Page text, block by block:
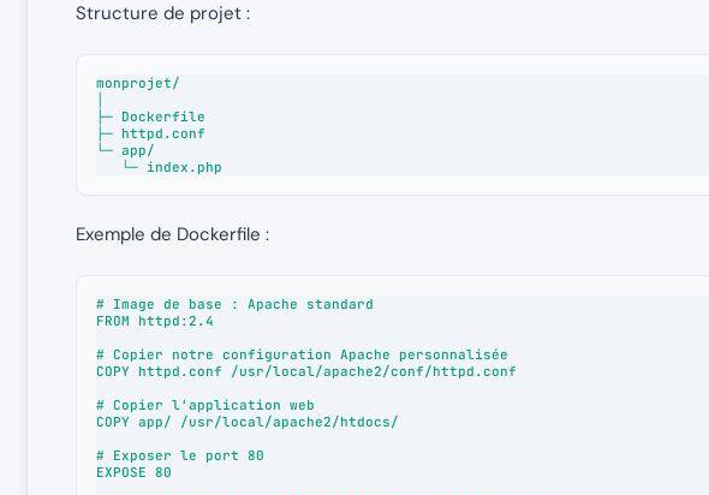
Structure de projet :
monprojet/
├─ Dockerfile
├─ httpd.conf
└─ app/
   └─ index.php
Exemple de Dockerfile :
# Image de base : Apache standard
FROM httpd:2.4
# Copier notre configuration Apache personnalisée
COPY httpd.conf /usr/local/apache2/conf/httpd.conf
# Copier l'application web
COPY app/ /usr/local/apache2/htdocs/
# Exposer le port 80
EXPOSE 80